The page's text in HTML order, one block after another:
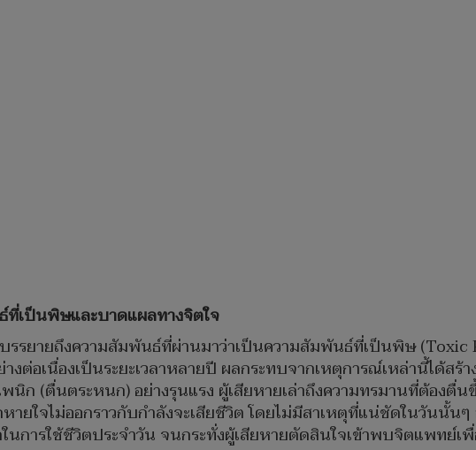
เป็นพิษและบาดแผลทางจิตใจ
รรยายถึงความสัมพันธ์ที่ผ่านมาว่าเป็นความสัมพันธ์ที่เป็นพิษ (Toxic
างต่อเนื่องเป็นระยะเวลาหลายปี ผลกระทบจากเหตุการณ์เหล่านี้ได้ส
พนิก (ตื่นตระหนก) อย่างรุนแรง ผู้เสียหายเล่าถึงความทรมานที่ต้องตื่
ายใจไม่ออกราวกับกำลังจะเสียชีวิต โดยไม่มีสาเหตุที่แน่ชัดในวันนั้นๆ
นการใช้ชีวิตประจำวัน จนกระทั่งผู้เสียหายตัดสินใจเข้าพบจิตแพทย์